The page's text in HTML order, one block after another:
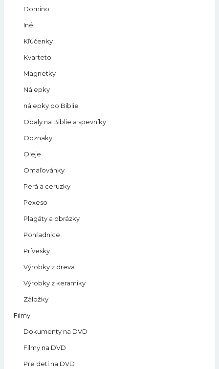
Domino
Iné
Kľúčenky
Kvarteto
Magnetky
Nálepky
nálepky do Biblie
Obaly na Biblie a spevníky
Odznaky
Oleje
Omaľovánky
Perá a ceruzky
Pexeso
Plagáty a obrázky
Pohľadnice
Prívesky
Výrobky z dreva
Výrobky z keramiky
Záložky
Filmy
Dokumenty na DVD
Filmy na DVD
Pre deti na DVD